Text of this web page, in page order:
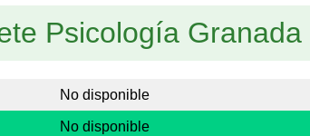
Psicología Granada
No disponible
No disponible